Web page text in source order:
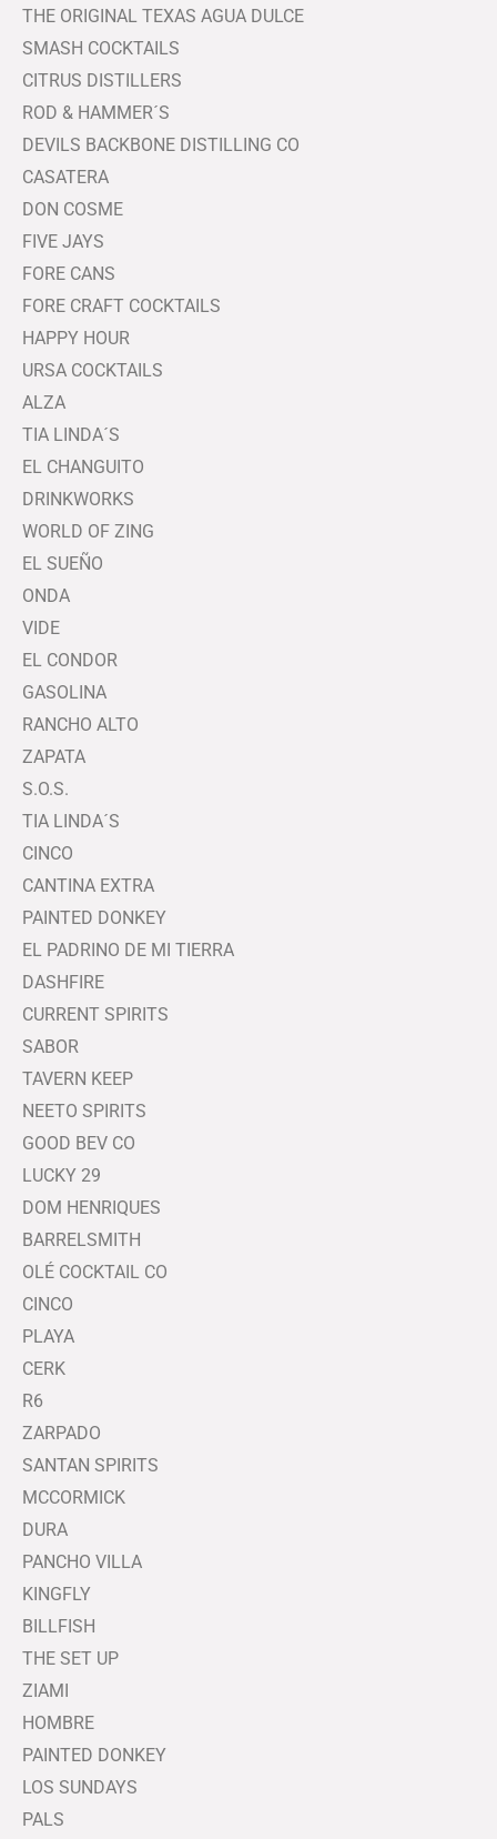
THE ORIGINAL TEXAS AGUA DULCE
SMASH COCKTAILS
CITRUS DISTILLERS
ROD & HAMMER´S
DEVILS BACKBONE DISTILLING CO
CASATERA
DON COSME
FIVE JAYS
FORE CANS
FORE CRAFT COCKTAILS
HAPPY HOUR
URSA COCKTAILS
ALZA
TIA LINDA´S
EL CHANGUITO
DRINKWORKS
WORLD OF ZING
EL SUEÑO
ONDA
VIDE
EL CONDOR
GASOLINA
RANCHO ALTO
ZAPATA
S.O.S.
TIA LINDA´S
CINCO
CANTINA EXTRA
PAINTED DONKEY
EL PADRINO DE MI TIERRA
DASHFIRE
CURRENT SPIRITS
SABOR
TAVERN KEEP
NEETO SPIRITS
GOOD BEV CO
LUCKY 29
DOM HENRIQUES
BARRELSMITH
OLÉ COCKTAIL CO
CINCO
PLAYA
CERK
R6
ZARPADO
SANTAN SPIRITS
MCCORMICK
DURA
PANCHO VILLA
KINGFLY
BILLFISH
THE SET UP
ZIAMI
HOMBRE
PAINTED DONKEY
LOS SUNDAYS
PALS